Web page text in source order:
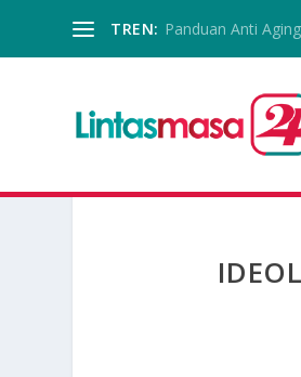
TREN: Panduan Anti